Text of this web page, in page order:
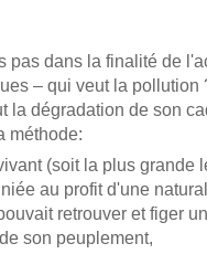
pas dans la finalité de
– qui veut la pollution
la dégradation de son
méthode:
(soit la plus grande
au profit d'une
retrouver et figer
son peuplement,